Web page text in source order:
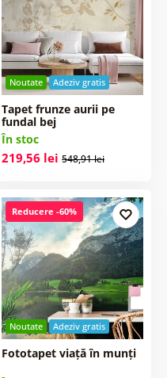
Noutate Adeziv gratis
Tapet frunze aurii pe
fundal bej
În stoc
219,56 lei 548,91 lei
Noutate Adeziv gratis
Reducere -60%
Fototapet viață în munți